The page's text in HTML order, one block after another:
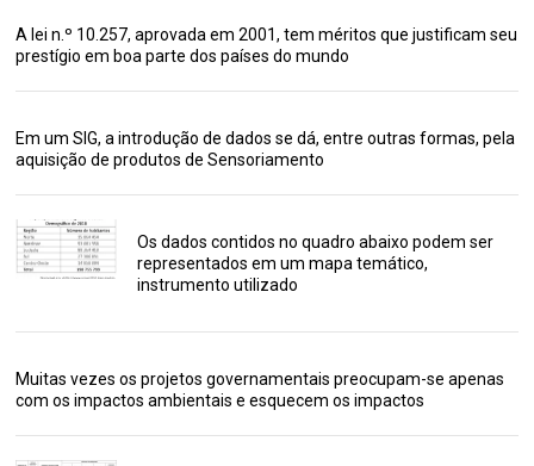
A lei n.º 10.257, aprovada em 2001, tem méritos que justificam seu
prestígio em boa parte dos países do mundo
Em um SIG, a introdução de dados se dá, entre outras formas, pela
aquisição de produtos de Sensoriamento
Os dados contidos no quadro abaixo podem ser
representados em um mapa temático,
instrumento utilizado
Muitas vezes os projetos governamentais preocupam-se apenas
com os impactos ambientais e esquecem os impactos